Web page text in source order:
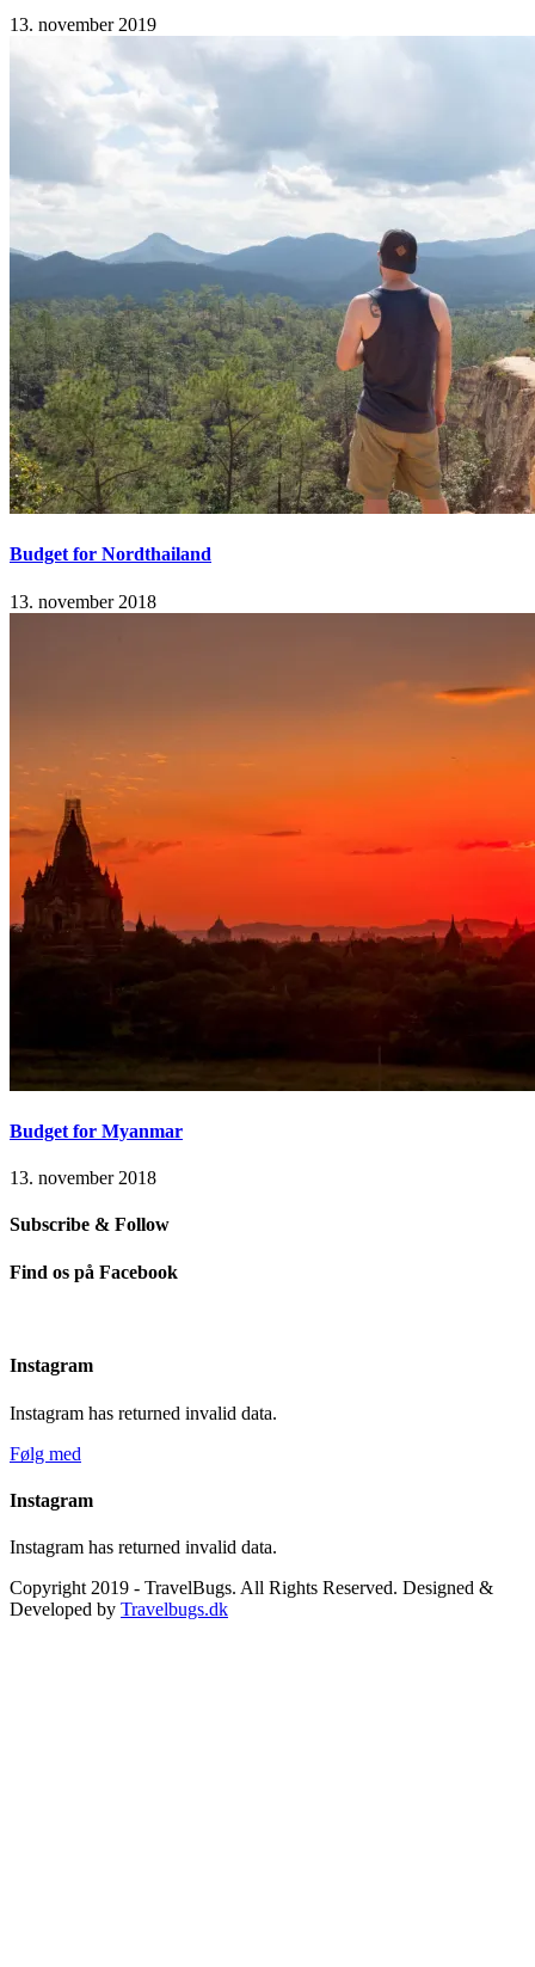
13. november 2019
Budget for Nordthailand
13. november 2018
Budget for Myanmar
13. november 2018
Subscribe & Follow
Find os på Facebook
Instagram
Instagram has returned invalid data.
Følg med
Instagram
Instagram has returned invalid data.
Copyright 2019 - TravelBugs. All Rights Reserved. Designed &
Developed by Travelbugs.dk